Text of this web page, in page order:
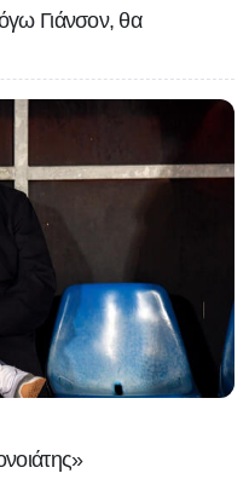
Γιάνσον, θα